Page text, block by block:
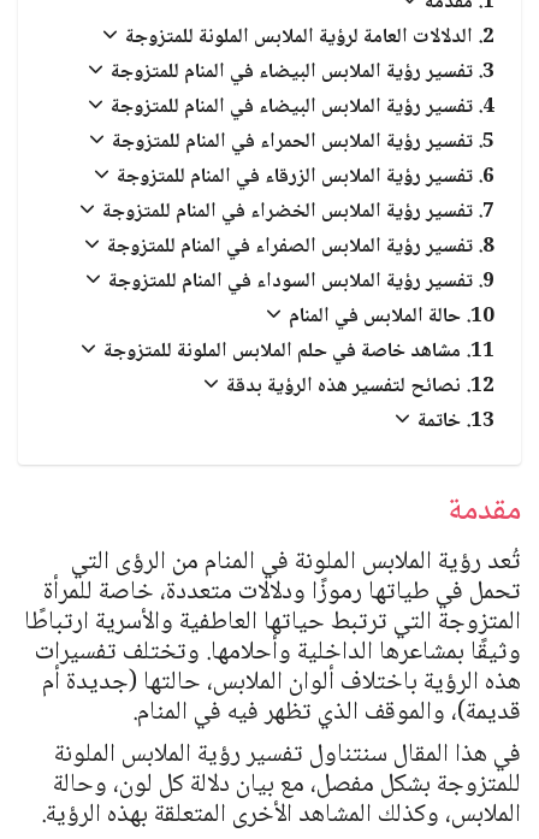
الجن والملائكة
الدلالات العامة لرؤية الملابس الملونة للمتزوجة
تفسير رؤية الملابس البيضاء في المنام للمتزوجة
تفسير رؤية الملابس البيضاء في المنام للمتزوجة
تفسير رؤية الملابس الحمراء في المنام للمتزوجة
تفسير رؤية الملابس الزرقاء في المنام للمتزوجة
تفسير رؤية الملابس الخضراء في المنام للمتزوجة
تفسير رؤية الملابس الصفراء في المنام للمتزوجة
تفسير رؤية الملابس السوداء في المنام للمتزوجة
حالة الملابس في المنام
مشاهد خاصة في حلم الملابس الملونة للمتزوجة
نصائح لتفسير هذه الرؤية بدقة
خاتمة
مقدمة
تُعد رؤية الملابس الملونة في المنام من الرؤى التي
تحمل في طياتها رموزًا ودلالات متعددة، خاصة للمرأة
المتزوجة التي ترتبط حياتها العاطفية والأسرية ارتباطًا
وثيقًا بمشاعرها الداخلية وأحلامها. وتختلف تفسيرات
هذه الرؤية باختلاف ألوان الملابس، حالتها (جديدة أم
قديمة)، والموقف الذي تظهر فيه في المنام.
في هذا المقال سنتناول تفسير رؤية الملابس الملونة
للمتزوجة بشكل مفصل، مع بيان دلالة كل لون، وحالة
الملابس، وكذلك المشاهد الأخرى المتعلقة بهذه الرؤية.